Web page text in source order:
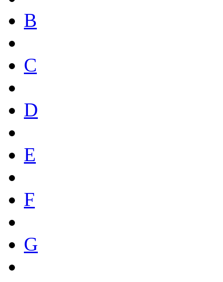
B
C
D
E
F
G